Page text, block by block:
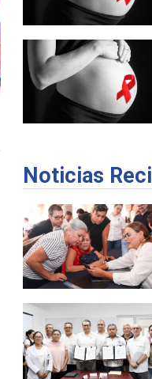
Noticias